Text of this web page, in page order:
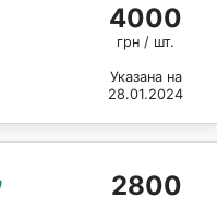
4000
грн / шт.
Указана на
28.01.2024
2800